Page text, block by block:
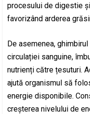
procesului de digestie
favorizând arderea
De asemenea,
circulației sanguine,
nutrienți către țesuturi.
ajută organismul să
energie disponibile.
creșterea nivelului de